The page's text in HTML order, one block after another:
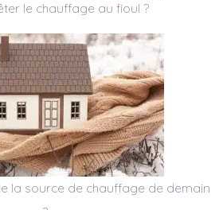
le chauffage au fioul ?
la source de chauffage de demain